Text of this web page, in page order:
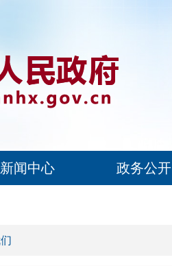
新闻中心 政务公开